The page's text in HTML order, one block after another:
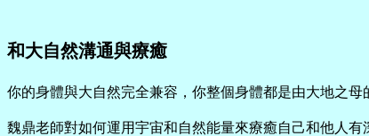
和大自然溝通與療癒
你的身體與大自然完全兼容，你整個身體都是由大地之
魏鼎老師對如何運用宇宙和自然能量來療癒自己和他人